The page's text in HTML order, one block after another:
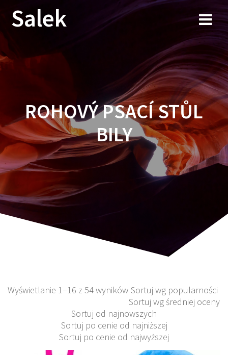
Przejdź
do
Salek
ROHOVÝ PSACÍ STŮL
BILY
Wyświetlanie 1–16 z 54 wyników Sortuj wg popularności
Sortuj wg średniej oceny
Sortuj od najnowszych
Sortuj po cenie od najniższej
Sortuj po cenie od najwyższej